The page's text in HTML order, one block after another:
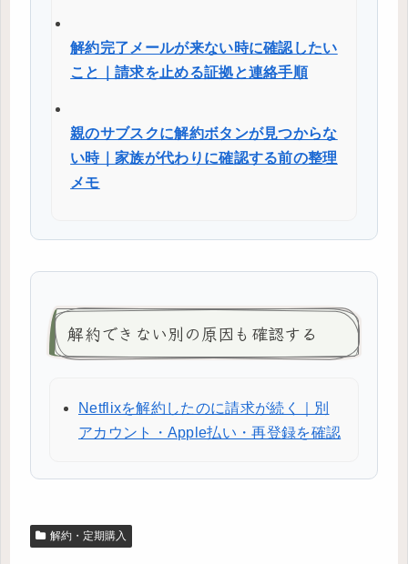
解約完了メールが来ない時に確認したい
こと｜請求を止める証拠と連絡手順
親のサブスクに解約ボタンが見つからな
い時｜家族が代わりに確認する前の整理
メモ
解約できない別の原因も確認する
Netflixを解約したのに請求が続く｜別
アカウント・Apple払い・再登録を確認
解約・定期購入